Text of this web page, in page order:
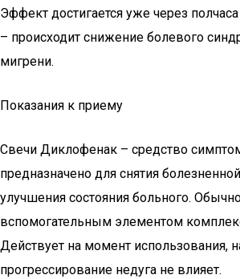
Эффект достигается уже через
– происходит снижение болевого
мигрени.
Показания к приему
Свечи Диклофенак – средство
предназначено для снятия
улучшения состояния больного.
вспомогательным элементом
Действует на момент использования,
прогрессирование недуга не влияет.